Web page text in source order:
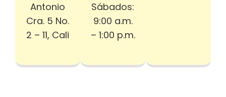
Antonio
Cra. 5 No.
2 – 11, Cali
Sábados:
9:00 a.m.
– 1:00 p.m.